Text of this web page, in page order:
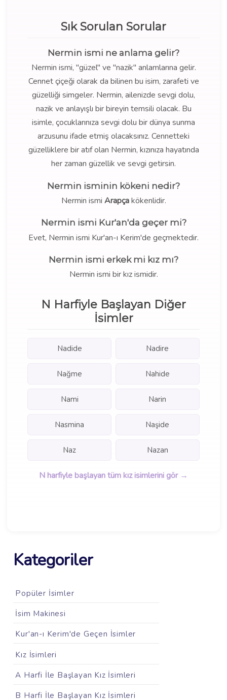
Sık Sorulan Sorular
Nermin ismi ne anlama gelir?
Nermin ismi, "güzel" ve "nazik" anlamlarına gelir.
Cennet çiçeği olarak da bilinen bu isim, zarafeti ve
güzelliği simgeler. Nermin, ailenizde sevgi dolu,
nazik ve anlayışlı bir bireyin temsili olacak. Bu
isimle, çocuklarınıza sevgi dolu bir dünya sunma
arzusunu ifade etmiş olacaksınız. Cennetteki
güzelliklere bir atıf olan Nermin, kızınıza hayatında
her zaman güzellik ve sevgi getirsin.
Nermin isminin kökeni nedir?
Nermin ismi Arapçakökenlidir.
Nermin ismi Kur'an'da geçer mi?
Evet, Nermin ismi Kur'an-ı Kerim'de geçmektedir.
Nermin ismi erkek mi kız mı?
Nermin ismi bir kız ismidir.
N Harfiyle Başlayan Diğer
İsimler
Nadide Nadire
Nağme Nahide
Nami Narin
Nasmina Naşide
Naz Nazan
N harfiyle başlayan tüm kız isimlerini gör →
Kategoriler
Popüler İsimler
İsim Makinesi
Kur'an-ı Kerim'de Geçen İsimler
Kız İsimleri
A Harfi İle Başlayan Kız İsimleri
B Harfi İle Başlayan Kız İsimleri